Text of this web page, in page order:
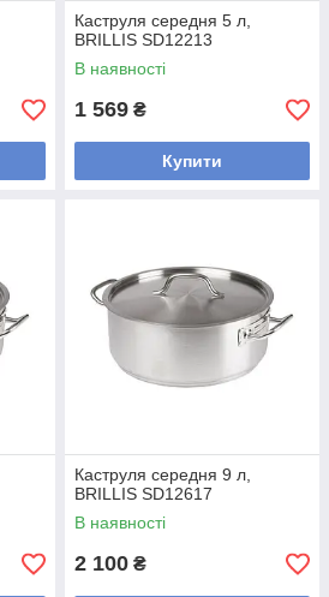
Каструля середня 5 л,
BRILLIS SD12213
В наявності
1 569 ₴
Купити
Каструля середня 9 л,
BRILLIS SD12617
В наявності
2 100 ₴